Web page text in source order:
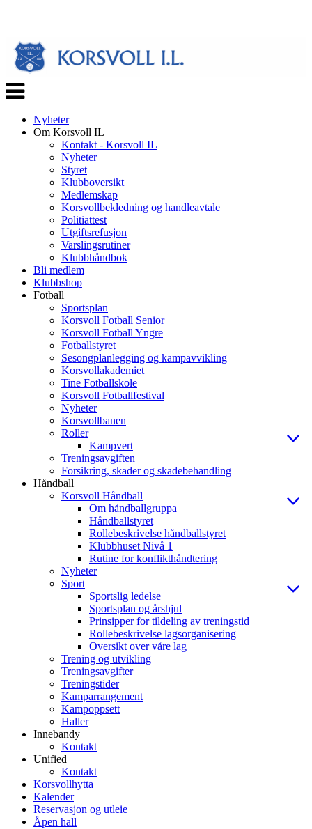
Veksle
navigasjon
Nyheter
Om Korsvoll IL
Kontakt - Korsvoll IL
Nyheter
Styret
Klubboversikt
Medlemskap
Korsvollbekledning og handleavtale
Politiattest
Utgiftsrefusjon
Varslingsrutiner
Klubbhåndbok
Bli medlem
Klubbshop
Fotball
Sportsplan
Korsvoll Fotball Senior
Korsvoll Fotball Yngre
Fotballstyret
Sesongplanlegging og kampavvikling
Korsvollakademiet
Tine Fotballskole
Korsvoll Fotballfestival
Nyheter
Korsvollbanen
Roller
Kampvert
Treningsavgiften
Forsikring, skader og skadebehandling
Håndball
Korsvoll Håndball
Om håndballgruppa
Håndballstyret
Rollebeskrivelse håndballstyret
Klubbhuset Nivå 1
Rutine for konflikthåndtering
Nyheter
Sport
Sportslig ledelse
Sportsplan og årshjul
Prinsipper for tildeling av treningstid
Rollebeskrivelse lagsorganisering
Oversikt over våre lag
Trening og utvikling
Treningsavgifter
Treningstider
Kamparrangement
Kampoppsett
Haller
Innebandy
Kontakt
Unified
Kontakt
Korsvollhytta
Kalender
Reservasjon og utleie
Åpen hall